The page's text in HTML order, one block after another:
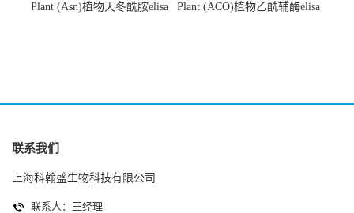
Plant (Asn)植物天冬酰胺elisa
Plant (ACO)植物乙酰辅酶elisa
联系我们
上海科翰盛生物科技有限公司
联系人：王经理